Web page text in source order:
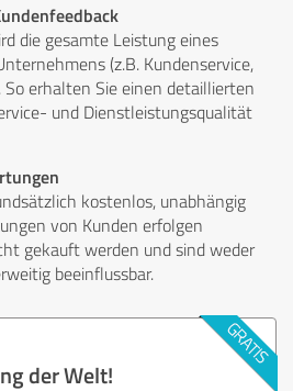
die gesamte Leistung eines
(z.B. Kundenservice,
erhalten Sie einen detaillierten
und Dienstleistungsqualität
kostenlos, unabhängig
von Kunden erfolgen
gekauft werden und sind weder
beeinflussbar.
der Welt!